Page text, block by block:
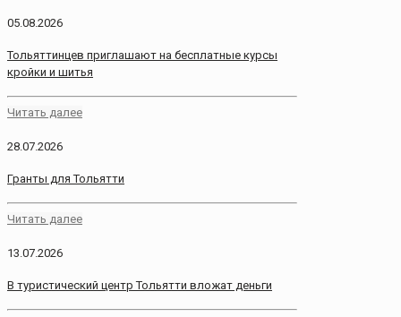
05.08.2026
Тольяттинцев приглашают на бесплатные курсы
кройки и шитья
Читать далее
28.07.2026
Гранты для Тольятти
Читать далее
13.07.2026
В туристический центр Тольятти вложат деньги